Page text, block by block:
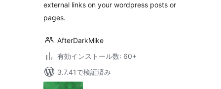
external links on your wordpress posts or
pages.
AfterDarkMike
有効インストール数: 60+
3.7.41で検証済み